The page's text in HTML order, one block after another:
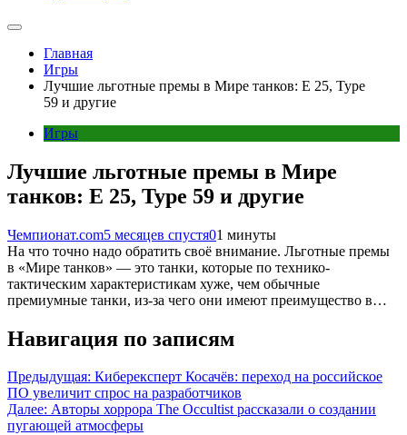
Главная
Игры
Лучшие льготные премы в Мире танков: E 25, Type
59 и другие
Игры
Лучшие льготные премы в Мире
танков: E 25, Type 59 и другие
Чемпионат.com5 месяцев спустя01 минуты
На что точно надо обратить своё внимание. Льготные премы
в «Мире танков» — это танки, которые по технико-
тактическим характеристикам хуже, чем обычные
премиумные танки, из-за чего они имеют преимущество в…
Навигация по записям
Предыдущая: Киберексперт Косачёв: переход на российское
ПО увеличит спрос на разработчиков
Далее: Авторы хоррора The Occultist рассказали о создании
пугающей атмосферы